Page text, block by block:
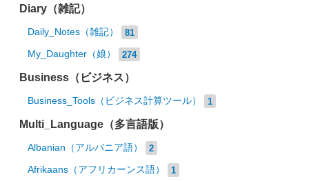
Diary（雑記）
Daily_Notes（雑記） 81
My_Daughter（娘） 274
Business（ビジネス）
Business_Tools（ビジネス計算ツール） 1
Multi_Language（多言語版）
Albanian（アルバニア語） 2
Afrikaans（アフリカーンス語） 1